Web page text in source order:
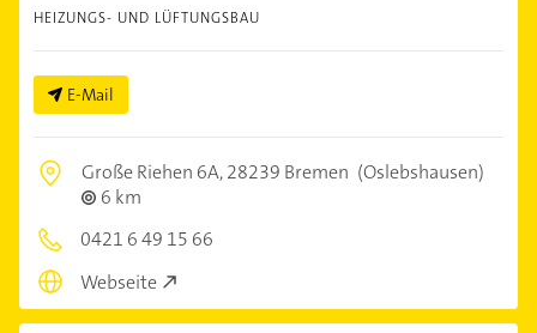
HEIZUNGS- UND LÜFTUNGSBAU
E-Mail
Große Riehen 6A,28239 Bremen (Oslebshausen)
6 km
0421 6 49 15 66
Webseite